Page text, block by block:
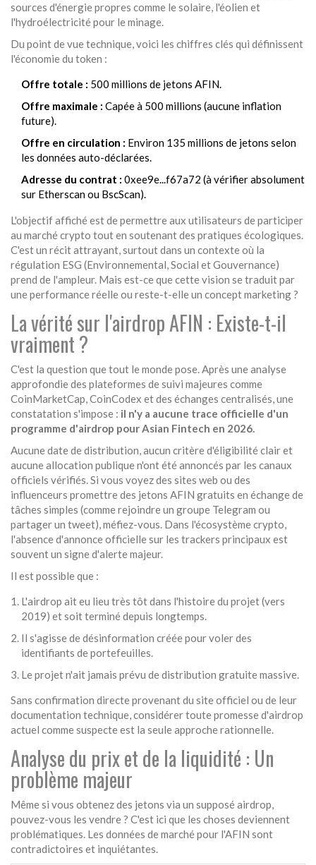
sources d'énergie propres comme le solaire, l'éolien et
l'hydroélectricité pour le minage.
Du point de vue technique, voici les chiffres clés qui définissent
l'économie du token :
Offre totale : 500 millions de jetons AFIN.
Offre maximale : Capée à 500 millions (aucune inflation
future).
Offre en circulation : Environ 135 millions de jetons selon
les données auto-déclarées.
Adresse du contrat : 0xee9e...f67a72 (à vérifier absolument
sur Etherscan ou BscScan).
L'objectif affiché est de permettre aux utilisateurs de participer
au marché crypto tout en soutenant des pratiques écologiques.
C'est un récit attrayant, surtout dans un contexte où la
régulation ESG (Environnemental, Social et Gouvernance)
prend de l'ampleur. Mais est-ce que cette vision se traduit par
une performance réelle ou reste-t-elle un concept marketing ?
La vérité sur l'airdrop AFIN : Existe-t-il
vraiment ?
C'est la question que tout le monde pose. Après une analyse
approfondie des plateformes de suivi majeures comme
CoinMarketCap, CoinCodex et des échanges centralisés, une
constatation s'impose : il n'y a aucune trace officielle d'un
programme d'airdrop pour Asian Fintech en 2026.
Aucune date de distribution, aucun critère d'éligibilité clair et
aucune allocation publique n'ont été annoncés par les canaux
officiels vérifiés. Si vous voyez des sites web ou des
influenceurs promettre des jetons AFIN gratuits en échange de
tâches simples (comme rejoindre un groupe Telegram ou
partager un tweet), méfiez-vous. Dans l'écosystème crypto,
l'absence d'annonce officielle sur les trackers principaux est
souvent un signe d'alerte majeur.
Il est possible que :
L'airdrop ait eu lieu très tôt dans l'histoire du projet (vers
2019) et soit terminé depuis longtemps.
Il s'agisse de désinformation créée pour voler des
identifiants de portefeuilles.
Le projet n'ait jamais prévu de distribution gratuite massive.
Sans confirmation directe provenant du site officiel ou de leur
documentation technique, considérer toute promesse d'airdrop
actuel comme suspecte est la seule approche rationnelle.
Analyse du prix et de la liquidité : Un
problème majeur
Même si vous obtenez des jetons via un supposé airdrop,
pouvez-vous les vendre ? C'est ici que les choses deviennent
problématiques. Les données de marché pour l'AFIN sont
contradictoires et inquiétantes.